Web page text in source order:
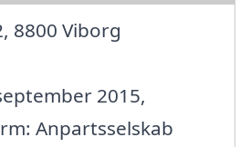
8800 Viborg
2015,
Anpartsselskab